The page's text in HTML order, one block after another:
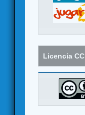
Licencia CC